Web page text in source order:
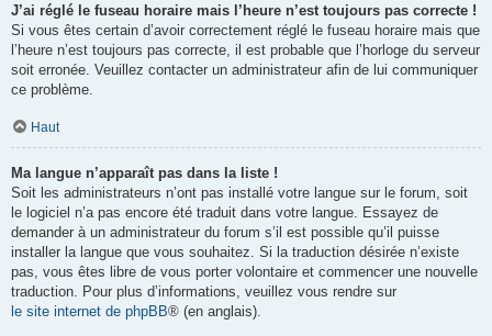
J’ai réglé le fuseau horaire mais l’heure n’est toujours pas correcte !
Si vous êtes certain d’avoir correctement réglé le fuseau horaire mais que
l’heure n’est toujours pas correcte, il est probable que l’horloge du serveur
soit erronée. Veuillez contacter un administrateur afin de lui communiquer
ce problème.
Haut
Ma langue n’apparaît pas dans la liste !
Soit les administrateurs n’ont pas installé votre langue sur le forum, soit
le logiciel n’a pas encore été traduit dans votre langue. Essayez de
demander à un administrateur du forum s’il est possible qu’il puisse
installer la langue que vous souhaitez. Si la traduction désirée n’existe
pas, vous êtes libre de vous porter volontaire et commencer une nouvelle
traduction. Pour plus d’informations, veuillez vous rendre sur
le site internet de phpBB® (en anglais).